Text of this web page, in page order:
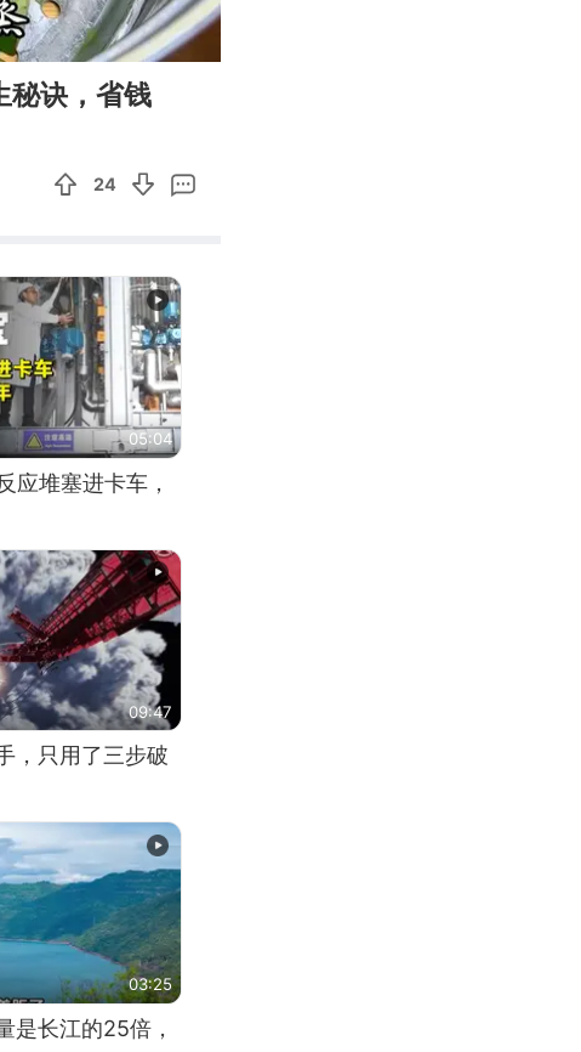
06:49
秘诀，省钱
24
05:04
应堆塞进卡车，
09:47
，只用了三步破
03:25
是长江的25倍，